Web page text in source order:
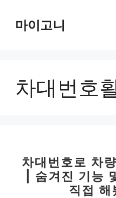
마이고니
차대번호
차대번호로 차
| 숨겨진 기능
직접 해